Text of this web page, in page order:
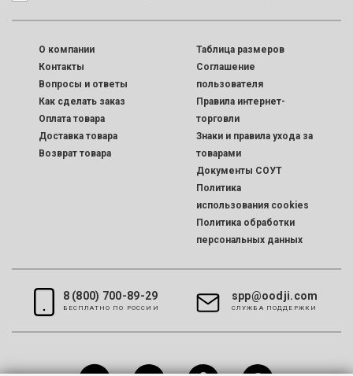
O компании
Контакты
Вопросы и ответы
Как сделать заказ
Оплата товара
Доставка товара
Возврат товара
Таблица размеров
Соглашение
пользователя
Правила интернет-
торговли
Знаки и правила ухода за
товарами
Документы СОУТ
Политика
использования cookies
Политика обработки
персональных данных
8 (800) 700-89-29
БЕСПЛАТНО ПО РОССИИ
spp@oodji.com
CЛУЖБА ПОДДЕРЖКИ